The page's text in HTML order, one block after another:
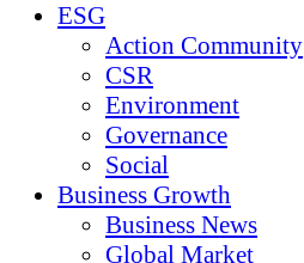
ESG
Action Community
CSR
Environment
Governance
Social
Business Growth
Business News
Global Market